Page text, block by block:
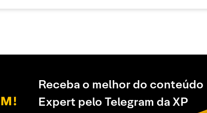
Receba o melhor do conteúdo
Expert pelo Telegram da XP